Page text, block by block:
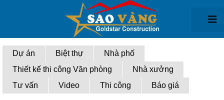
Giới thiệu
Thiết kế kiến trúc
Thiết kế biệt thự
Dự án Biệt thự
Nhà phố
Thiết kế thi công Văn phòng
Nhà xưởng
Tư vấn
Video Thi công Báo giá